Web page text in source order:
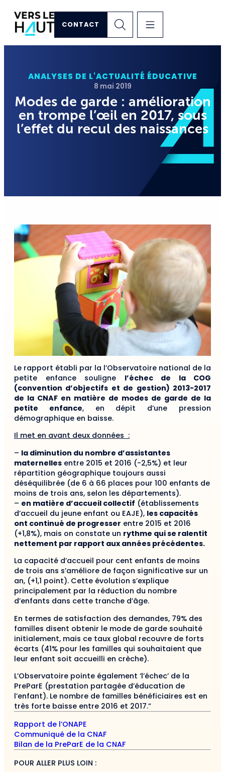
CONTACT
ANALYSES DE L'ACTUALITÉ ÉDUCATIVE
8 mai 2019
Modes de garde : amélioration
en trompe l’œil en 2017, sous
l’effet du recul des naissances
Le rapport établi par la l’Observatoire national de la
petite enfance souligne l’échec de la COG
(convention d’objectifs et de gestion) 2013-2017
de la CNAF en matière de modes de garde de la
petite enfance, en dépit d’une pression
démographique en baisse.
Il met en avant deux données :
– la diminution du nombre d’assistantes
maternelles entre 2015 et 2016 (-2,5%) et leur
répartition géographique toujours aussi
déséquilibrée (de 6 à 66 places pour 100 enfants de
moins de trois ans, selon les départements).
– en matière d’accueil collectif (établissements
d’accueil du jeune enfant ou EAJE), les capacités
ont continué de progresser entre 2015 et 2016
(+1,8%), mais on constate un rythme qui se ralentit
nettement par rapport aux années précédentes.
La capacité d’accueil pour cent enfants de moins
de trois ans s’améliore de façon significative sur un
an, (+1,1 point). Cette évolution s’explique
principalement par la réduction du nombre
d’enfants dans cette tranche d’âge.
En termes de satisfaction des demandes, 79% des
familles disent obtenir le mode de garde souhaité
initialement, mais ce taux global recouvre de forts
écarts (41% pour les familles qui souhaitaient que
leur enfant soit accueilli en crèche).
L’Observatoire pointe également ‘l’échec’ de la
PreParE (prestation partagée d’éducation de
l’enfant). Le nombre de familles bénéficiaires est en
très forte baisse entre 2016 et 2017.”
Rapport de l’ONAPE
Communiqué de la CNAF
Bilan de la PreParE de la CNAF
POUR ALLER PLUS LOIN :